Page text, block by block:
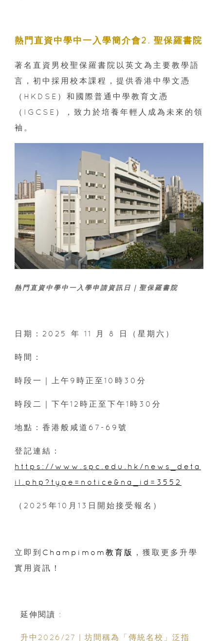
熱門直資中學中一入學簡介會2. 聖保羅書院
著名直資男校聖保羅書院以英文為主要教學語
言，初中採用校本課程，提供香港中學文憑
（HKDSE）和國際普通中學教育文憑
（IGCSE），致力於培養年輕人成為未來的領
袖。
熱門直資中學中一入學申請資訊日｜聖保羅書院
日期：2025 年 11 月 8 日（星期六）
時間：
時段一｜上午9時正至10時30分
時段二｜下午12時正至下午1時30分
地點：香港般咸道67-69號
登記連結：
https://www.spc.edu.hk/news_deta
il.php?type=notice&na_id=3552
（2025年10月13日開始接受報名）
立即到 Champimom教育版
，獲取更多升學
實用資訊！
延伸閱讀 :
升中2026/27｜坊間稱為「傳統名校」泛指